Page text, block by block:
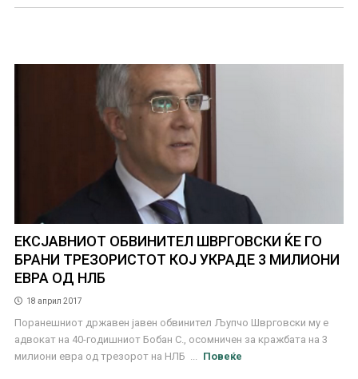
ЕКСЈАВНИОТ ОБВИНИТЕЛ ШВРГОВСКИ ЌЕ ГО
БРАНИ ТРЕЗОРИСТОТ КОЈ УКРАДЕ 3 МИЛИОНИ
ЕВРА ОД НЛБ
18 април 2017
Поранешниот државен јавен обвинител Љупчо Шврговски му е
адвокат на 40-годишниот Бобан С., осомничен за кражбата на 3
милиони евра од трезорот на НЛБ ...
Повеќе